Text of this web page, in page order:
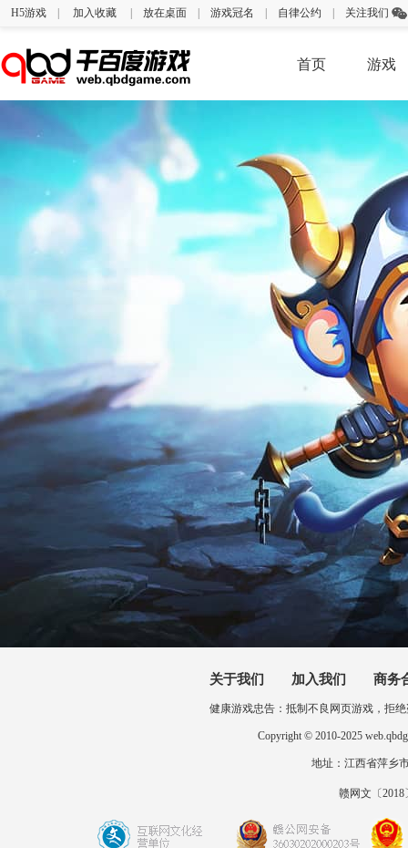
H5游戏 加入收藏 放在桌面 游戏冠名 自律公约 关注我们
首页 游戏
关于我们 加入我们 商务
健康游戏忠告：抵制不良网页游戏，拒
Copyright © 2010-2025
地址：江西省萍乡
赣网文〔2018